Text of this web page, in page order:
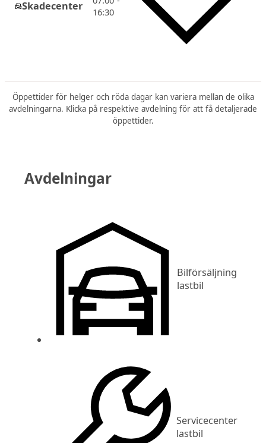
Skadecenter
16:30
Öppettider för helger och röda dagar kan variera mellan de olika
avdelningarna. Klicka på respektive avdelning för att få detaljerade
öppettider.
Avdelningar
Bilförsäljning
lastbil
Servicecenter
lastbil